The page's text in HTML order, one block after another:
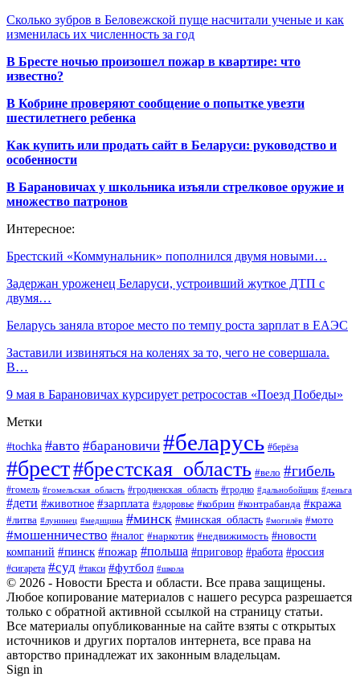
Сколько зубров в Беловежской пуще насчитали ученые и как
изменилась их численность за год
В Бресте ночью произошел пожар в квартире: что
известно?
В Кобрине проверяют сообщение о попытке увезти
шестилетнего ребенка
Как купить или продать сайт в Беларуси: руководство и
особенности
В Барановичах у школьника изъяли стрелковое оружие и
множество патронов
Интересное:
Брестский «Коммунальник» пополнился двумя новыми…
Задержан уроженец Беларуси, устроивший жуткое ДТП с
двумя…
Беларусь заняла второе место по темпу роста зарплат в ЕАЭС
Заставили извиняться на коленях за то, чего не совершала.
В…
9 мая в Барановичах курсирует ретросостав «Поезд Победы»
Метки
#tochka #авто #барановичи #беларусь #берёза
#брест#брестская_область #вело #гибель
#гомель #гомельская_область #гродненская_область #гродно #дальнобойщик #деньга
#дети #животное #зарплата #здоровье #кобрин #контрабанда #кража
#литва #лунинец #медицина #минск #минская_область #могилёв #мото
#мошенничество #налог #наркотик #недвижимость #новости
компаний #пинск #пожар #польша #приговор #работа #россия
#сигарета #суд #такси #футбол #школа
© 2026 - Новости Бреста и области. Все права защищены.
Любое копирование материалов с нашего ресурса разрешается
только с обратной активной ссылкой на страницу статьи.
Все материалы опубликованные на сайте взяты с открытых
источников и других порталов интернета, все права на
авторство принадлежат их законным владельцам.
Sign in